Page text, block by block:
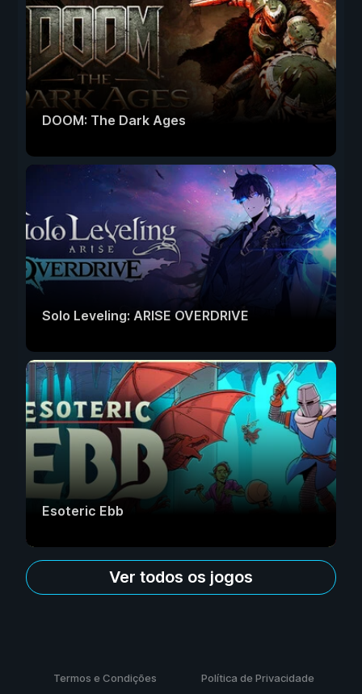
DOOM: The Dark Ages
Solo Leveling: ARISE OVERDRIVE
Esoteric Ebb
Ver todos os jogos
Termos e Condições Política de Privacidade